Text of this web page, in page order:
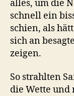
alles, um die
schnell ein
schien, als
sich an
zeigen.
So strahlten
die Wette und